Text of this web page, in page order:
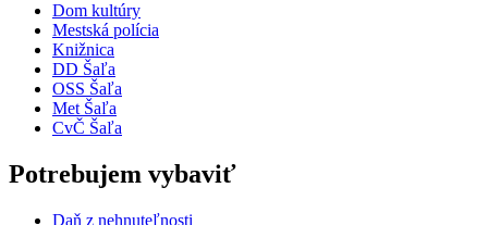
Dom kultúry
Mestská polícia
Knižnica
DD Šaľa
OSS Šaľa
Met Šaľa
CvČ Šaľa
Potrebujem vybaviť
Daň z nehnuteľnosti